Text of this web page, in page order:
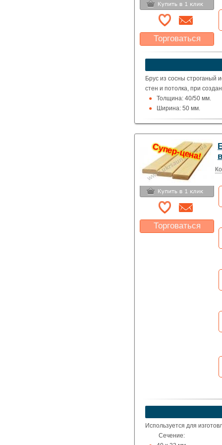
Торговаться
Какая цена Вас
устроит?
Брус из сосны строганый
стен и потолка, при
Толщина: 40/50 мм.
Ширина: 50 мм.
Цена указана за 1
Супер-цена!
Торговаться
Используется для
Сечение: